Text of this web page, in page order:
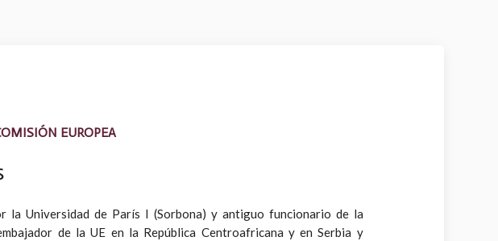
EUROPEA
la Universidad de París I (Sorbona) y antiguo funcionario de la
de la UE en la República Centroafricana y en Serbia y